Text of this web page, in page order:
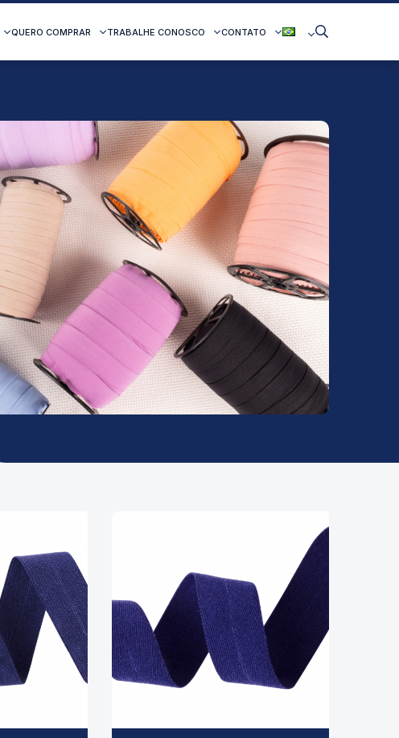
QUERO COMPRAR TRABALHE CONOSCO CONTATO